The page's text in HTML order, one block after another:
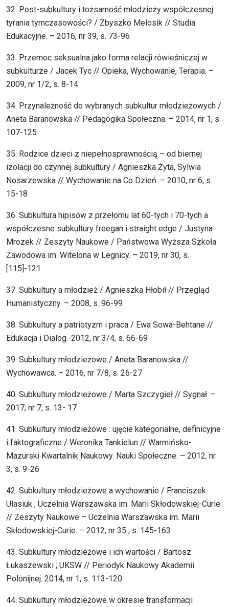
32. Post-subkultury i tożsamość młodzieży współczesnej :
tyrania tymczasowości? / Zbyszko Melosik // Studia
Edukacyjne. – 2016, nr 39, s. 73-96
33. Przemoc seksualna jako forma relacji rówieśniczej w
subkulturze / Jacek Tyc // Opieka, Wychowanie, Terapia. –
2009, nr 1/2, s. 8-14
34. Przynależność do wybranych subkultur młodzieżowych /
Aneta Baranowska // Pedagogika Społeczna. – 2014, nr 1, s.
107-125
35. Rodzice dzieci z niepełnosprawnością – od biernej
izolacji do czynnej subkultury / Agnieszka Żyta, Sylwia
Nosarzewska // Wychowanie na Co Dzień. – 2010, nr 6, s.
15-18
36. Subkultura hipisów z przełomu lat 60-tych i 70-tych a
współczesne subkultury freegan i straight edge / Justyna
Mrozek // Zeszyty Naukowe / Państwowa Wyższa Szkoła
Zawodowa im. Witelona w Legnicy. – 2019, nr 30, s.
[115]-121
37. Subkultury a młodzież / Agnieszka Hłobił // Przegląd
Humanistyczny. – 2008, s. 96-99
38. Subkultury a patriotyzm i praca / Ewa Sowa-Behtane //
Edukacja i Dialog.-2012, nr 3/4, s. 66-69
39. Subkultury młodzieżowe / Aneta Baranowska //
Wychowawca. – 2016, nr 7/8, s. 26-27
40. Subkultury młodzieżowe / Marta Szczygieł // Sygnał. –
2017, nr 7, s. 13- 17
41. Subkultury młodzieżowe : ujęcie kategorialne, definicyjne
i faktograficzne / Weronika Tankielun // Warmińsko-
Mazurski Kwartalnik Naukowy. Nauki Społeczne. – 2012, nr
3, s. 9-26
42. Subkultury młodzieżowe a wychowanie / Franciszek
Ułasiuk ; Uczelnia Warszawska im. Marii Skłodowskiej-Curie
// Zeszyty Naukowe – Uczelnia Warszawska im. Marii
Skłodowskiej-Curie. – 2012, nr 35 , s. 145-163
43. Subkultury młodzieżowe i ich wartości / Bartosz
Łukaszewski ; UKSW // Periodyk Naukowy Akademii
Polonijnej. 2014, nr 1, s. 113-120
44. Subkultury młodzieżowe w okresie transformacji